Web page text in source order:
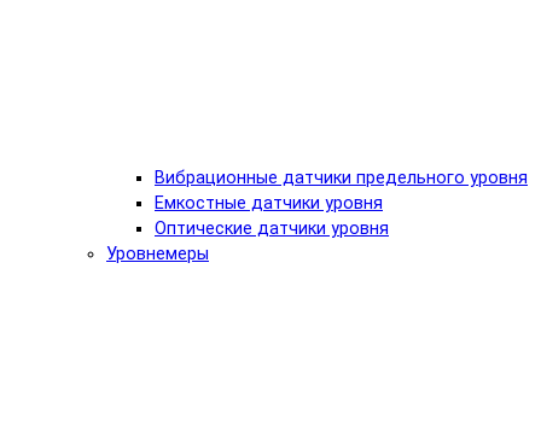
Вибрационные датчики предельного уровня
Емкостные датчики уровня
Оптические датчики уровня
Уровнемеры